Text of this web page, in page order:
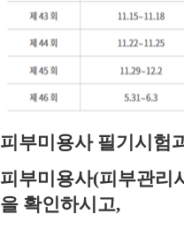
피부미용사 필기시험
피부미용사(피부관리
을 확인하시고,